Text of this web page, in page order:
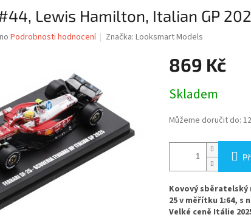
Lewis Hamilton, Italian GP
Podrobnosti hodnocení Značka:Looksmart Models
869 Kč
cena:
Skladem
Můžeme doručit do:
Kovový
25 v měřítku 1:64, s
Velké ceně Itálie